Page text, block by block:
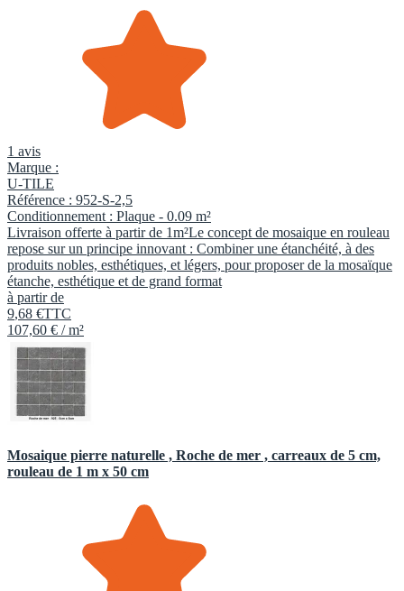
1 avis
Marque :
U-TILE
Référence : 952-S-2,5
Conditionnement : Plaque - 0.09 m²
Livraison offerte à partir de 1m²Le concept de mosaique en rouleau
repose sur un principe innovant : Combiner une étanchéité, à des
produits nobles, esthétiques, et légers, pour proposer de la mosaïque
étanche, esthétique et de grand format
à partir de
9,68 €TTC
107,60 € / m²
Mosaique pierre naturelle , Roche de mer , carreaux de 5 cm,
rouleau de 1 m x 50 cm